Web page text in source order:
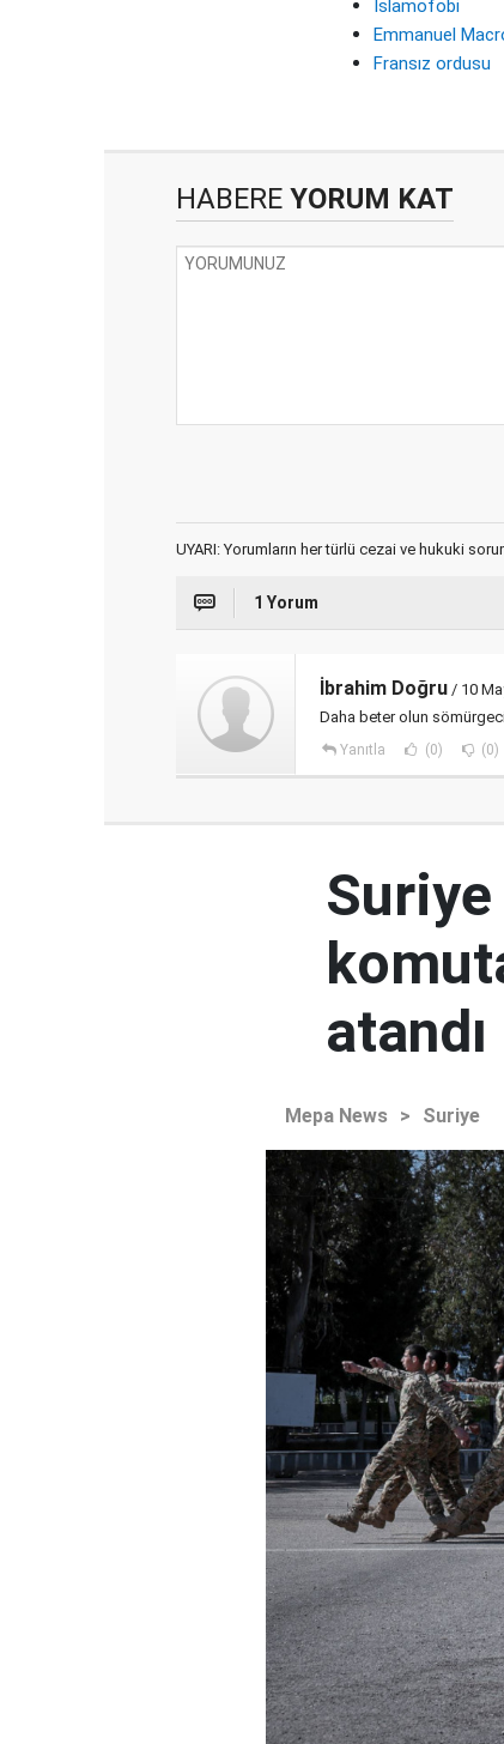
İslamofobi
Emmanuel
Fransız ordusu
HABERE YORUM KAT
UYARI: Yorumların her türlü cezai ve hukuki
1 Yorum
İbrahim Doğru / 10
Daha beter olun
Yanıtla (0) (0)
atandı
Mepa News > Suriye